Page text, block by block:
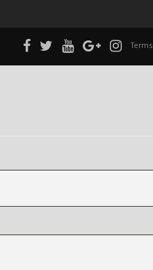
Terms